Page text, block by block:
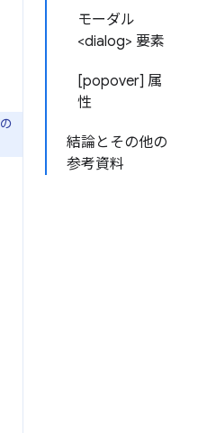
モーダル
<dialog> 要素
[popover] 属
性
結論とその他の
参考資料